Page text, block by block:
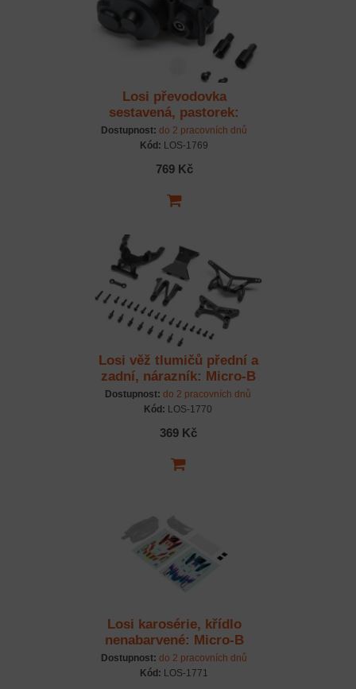
Losi převodovka
sestavená, pastorek:
Micro-B
Dostupnost: do 2 pracovních dnů
Kód: LOS-1769
769 Kč
Losi věž tlumičů přední a
zadní, nárazník: Micro-B
Dostupnost: do 2 pracovních dnů
Kód: LOS-1770
369 Kč
Losi karosérie, křídlo
nenabarvené: Micro-B
Dostupnost: do 2 pracovních dnů
Kód: LOS-1771